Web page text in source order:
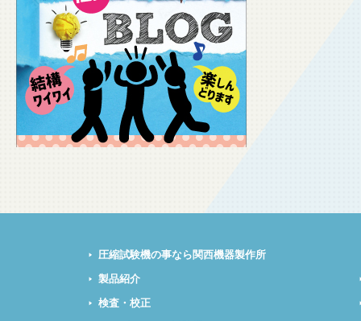
圧縮試験機の事なら関西機器製作所
製品紹介
検査・校正